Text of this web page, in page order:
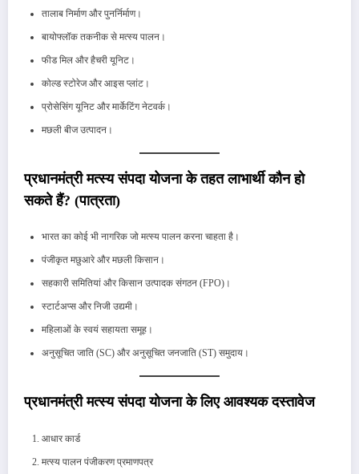
तालाब निर्माण और पुनर्निर्माण।
बायोफ्लॉक तकनीक से मत्स्य पालन।
फीड मिल और हैचरी यूनिट।
कोल्ड स्टोरेज और आइस प्लांट।
प्रोसेसिंग यूनिट और मार्केटिंग नेटवर्क।
मछली बीज उत्पादन।
प्रधानमंत्री मत्स्य संपदा योजना के तहत लाभार्थी कौन हो
सकते हैं? (पात्रता)
भारत का कोई भी नागरिक जो मत्स्य पालन करना चाहता है।
पंजीकृत मछुआरे और मछली किसान।
सहकारी समितियां और किसान उत्पादक संगठन (FPO)।
स्टार्टअप्स और निजी उद्यमी।
महिलाओं के स्वयं सहायता समूह।
अनुसूचित जाति (SC) और अनुसूचित जनजाति (ST) समुदाय।
प्रधानमंत्री मत्स्य संपदा योजना के लिए आवश्यक दस्तावेज
आधार कार्ड
मत्स्य पालन पंजीकरण प्रमाणपत्र